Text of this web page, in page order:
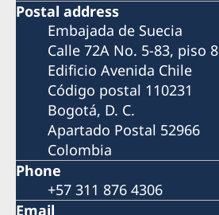
Postal address
Embajada de Suecia
Calle 72A No. 5-83, piso 8
Edificio Avenida Chile
Código postal 110231
Bogotá, D. C.
Apartado Postal 52966
Colombia
Phone
+57 311 876 4306
Email